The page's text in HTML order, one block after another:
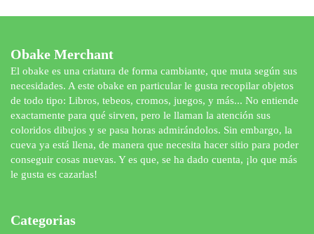
Obake Merchant
El obake es una criatura de forma cambiante, que muta según sus
necesidades. A este obake en particular le gusta recopilar objetos
de todo tipo: Libros, tebeos, cromos, juegos, y más... No entiende
exactamente para qué sirven, pero le llaman la atención sus
coloridos dibujos y se pasa horas admirándolos. Sin embargo, la
cueva ya está llena, de manera que necesita hacer sitio para poder
conseguir cosas nuevas. Y es que, se ha dado cuenta, ¡lo que más
le gusta es cazarlas!
Categorias